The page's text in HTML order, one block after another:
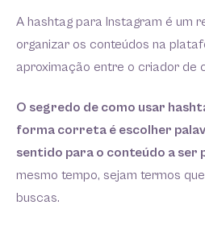
A hashtag para Instagram é um
organizar os conteúdos na
aproximação entre o criador de
O segredo de como usar
forma correta é escolher
sentido para o conteúdo a ser
mesmo tempo, sejam termos
buscas.